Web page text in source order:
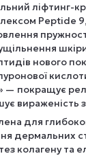
ліфтинг-
Peptide
нового
— покращує
вираженість
для
дермальних
колагену та